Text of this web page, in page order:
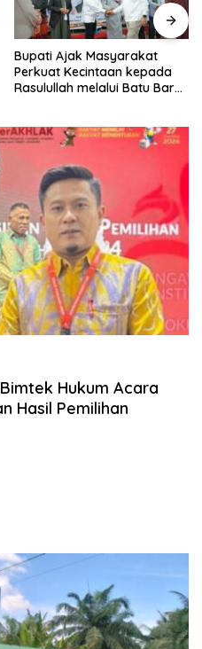
kepada
Batu Bara
Abaikan Hari
Kodim 0208/
Renovasi
Hukum Acara
Hasil Pemilihan